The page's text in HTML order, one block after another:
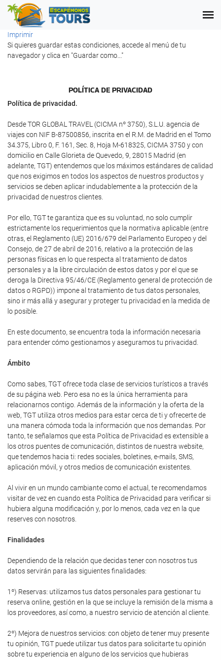
Imprimir
Si quieres guardar estas condiciones, accede al menú de tu
navegador y clica en "Guardar como..."
POLÍTICA DE PRIVACIDAD
Política de privacidad.
Desde TOR GLOBAL TRAVEL (CICMA nº 3750), S.L.U. agencia de
viajes con NIF B-87500856, inscrita en el R.M. de Madrid en el Tomo
34.375, Libro 0, F. 161, Sec. 8, Hoja M-618325, CICMA 3750 y con
domicilio en Calle Glorieta de Quevedo, 9, 28015 Madrid (en
adelante, TGT) entendemos que los máximos estándares de calidad
que nos exigimos en todos los aspectos de nuestros productos y
servicios se deben aplicar indudablemente a la protección de la
privacidad de nuestros clientes.
Por ello, TGT te garantiza que es su voluntad, no solo cumplir
estrictamente los requerimientos que la normativa aplicable (entre
otras, el Reglamento (UE) 2016/679 del Parlamento Europeo y del
Consejo, de 27 de abril de 2016, relativo a la protección de las
personas físicas en lo que respecta al tratamiento de datos
personales y a la libre circulación de estos datos y por el que se
deroga la Directiva 95/46/CE (Reglamento general de protección de
datos o RGPD)) impone al tratamiento de tus datos personales,
sino ir más allá y asegurar y proteger tu privacidad en la medida de
lo posible.
En este documento, se encuentra toda la información necesaria
para entender cómo gestionamos y aseguramos tu privacidad.
Ámbito
Como sabes, TGT ofrece toda clase de servicios turísticos a través
de su página web. Pero esa no es la única herramienta para
relacionarnos contigo. Además de la información y la oferta de la
web, TGT utiliza otros medios para estar cerca de ti y ofrecerte de
una manera cómoda toda la información que nos demandas. Por
tanto, te señalamos que esta Política de Privacidad es extensible a
los otros puentes de comunicación, distintos de nuestra website,
que tendemos hacia ti: redes sociales, boletines, e-mails, SMS,
aplicación móvil, y otros medios de comunicación existentes.
Al vivir en un mundo cambiante como el actual, te recomendamos
visitar de vez en cuando esta Política de Privacidad para verificar si
hubiera alguna modificación y, por lo menos, cada vez en la que
reserves con nosotros.
Finalidades
Dependiendo de la relación que decidas tener con nosotros tus
datos servirán para las siguientes finalidades:
1º) Reservas: utilizamos tus datos personales para gestionar tu
reserva online, gestión en la que se incluye la remisión de la misma a
los proveedores, así como, a nuestro servicio de atención al cliente.
2º) Mejora de nuestros servicios: con objeto de tener muy presente
tu opinión, TGT puede utilizar tus datos para solicitarte tu opinión
sobre tu experiencia en alguno de los servicios que hubieras